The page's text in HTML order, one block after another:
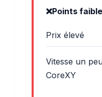
Points
Prix élevé
Vitesse un
CoreXY